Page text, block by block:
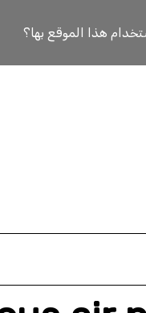
هذا الموقع بها؟